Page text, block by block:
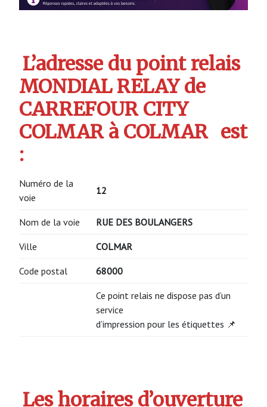
L’adresse du point relais
MONDIAL RELAY de
CARREFOUR CITY
COLMAR à COLMAR est
:
Numéro de la
voie
12
Nom de la voie RUE DES BOULANGERS
Ville COLMAR
Code postal 68000
Ce point relais ne dispose pas d’un
service
d’impression pour les étiquettes 📌
Les horaires d’ouverture